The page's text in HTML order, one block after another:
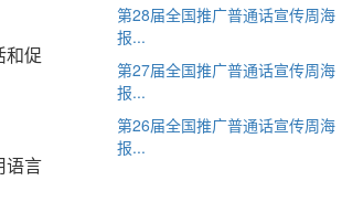
和促
语言
第28届全国推广普通话宣传周海
报...
第27届全国推广普通话宣传周海
报...
第26届全国推广普通话宣传周海
报...